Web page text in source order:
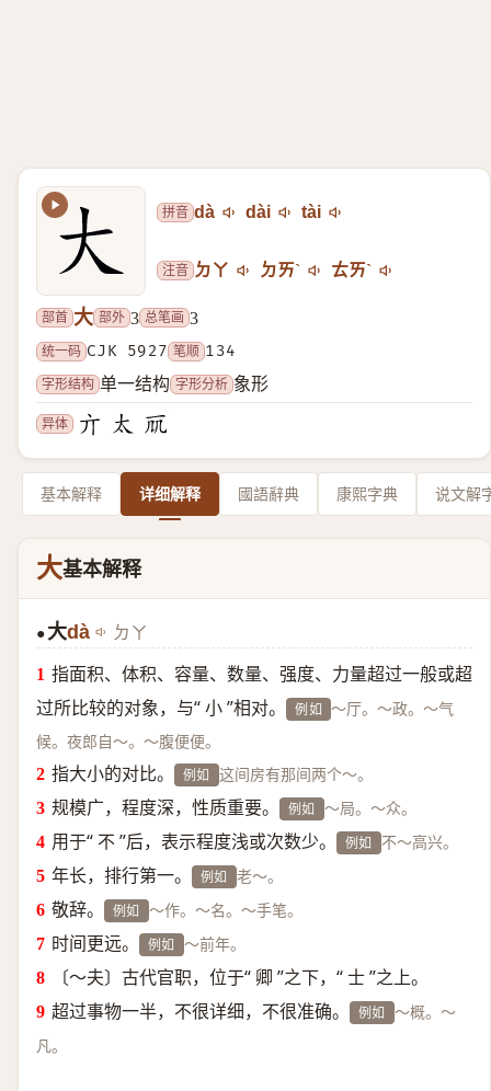
拼音 dà dài tài
注音 ㄉㄚ ㄉㄞˋ ㄊㄞˋ
部首 大 部外 3 总笔画 3
统一码 CJK 5927 笔顺 134
字形结构 单一结构 字形分析 象形
异体
基本解释 详细解释 國語辭典 康熙字典 说文解
大基本解释
● 大dà ㄉㄚ
指面积、体积、容量、数量、强度、力量超过一般或超
过所比较的对象，与“ 小 ”相对。
例如 ～厅。～政。～气
候。夜郎自～。～腹便便。
指大小的对比。 例如 这间房有那间两个～。
规模广，程度深，性质重要。 例如 ～局。～众。
用于“ 不 ”后，表示程度浅或次数少。 例如 不～高兴。
年长，排行第一。 例如 老～。
敬辞。 例如 ～作。～名。～手笔。
时间更远。 例如 ～前年。
〔～夫〕古代官职，位于“ 卿 ”之下，“ 士 ”之上。
超过事物一半，不很详细，不很准确。
例如 ～概。～
凡。